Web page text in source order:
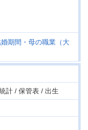
期間・母の職業（大
計 / 保管表 / 出生